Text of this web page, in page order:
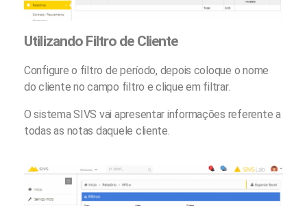
Utilizando Filtro de Cliente
Configure o filtro de período, depois coloque o nome
do cliente no campo filtro e clique em filtrar.
O sistema SIVS vai apresentar informações referente a
todas as notas daquele cliente.